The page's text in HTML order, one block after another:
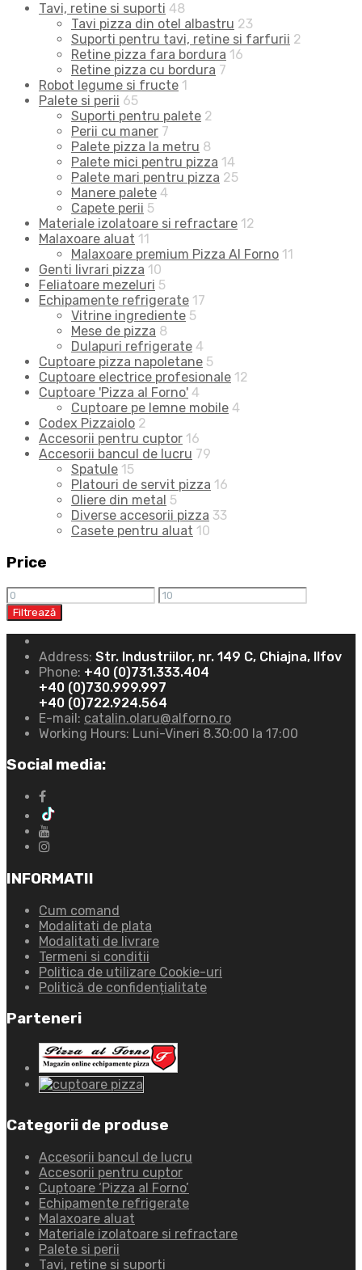
Tavi, retine si suporti 48
Tavi pizza din otel albastru 23
Suporti pentru tavi, retine si farfurii 2
Retine pizza fara bordura 16
Retine pizza cu bordura 7
Robot legume si fructe 1
Palete si perii 65
Suporti pentru palete 2
Perii cu maner 7
Palete pizza la metru 8
Palete mici pentru pizza 14
Palete mari pentru pizza 25
Manere palete 4
Capete perii 5
Materiale izolatoare si refractare 12
Malaxoare aluat 11
Malaxoare premium Pizza Al Forno 11
Genti livrari pizza 10
Feliatoare mezeluri 5
Echipamente refrigerate 17
Vitrine ingrediente 5
Mese de pizza 8
Dulapuri refrigerate 4
Cuptoare pizza napoletane 5
Cuptoare electrice profesionale 12
Cuptoare 'Pizza al Forno' 4
Cuptoare pe lemne mobile 4
Codex Pizzaiolo 2
Accesorii pentru cuptor 16
Accesorii bancul de lucru 79
Spatule 15
Platouri de servit pizza 16
Oliere din metal 5
Diverse accesorii pizza 33
Casete pentru aluat 10
Price
Filtrează
Address: Str. Industriilor, nr. 149 C, Chiajna, Ilfov
Phone: +40 (0)731.333.404
+40 (0)730.999.997
+40 (0)722.924.564
E-mail: catalin.olaru@alforno.ro
Working Hours: Luni-Vineri 8.30:00 la 17:00
Social media:
INFORMATII
Cum comand
Modalitati de plata
Modalitati de livrare
Termeni si conditii
Politica de utilizare Cookie-uri
Politică de confidențialitate
Parteneri
Categorii de produse
Accesorii bancul de lucru
Accesorii pentru cuptor
Cuptoare ‘Pizza al Forno’
Echipamente refrigerate
Malaxoare aluat
Materiale izolatoare si refractare
Palete si perii
Tavi, retine si suporti